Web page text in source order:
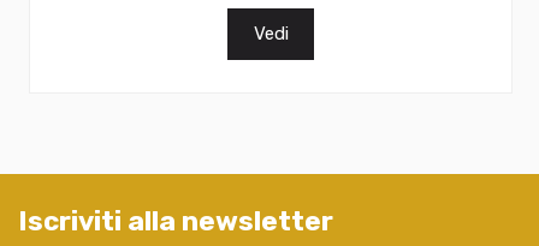
Vedi
Iscriviti alla newsletter